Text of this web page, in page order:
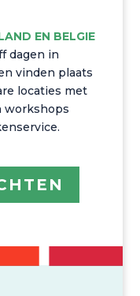
EN BELGIE
dagen in
vinden plaats
locaties met
workshops